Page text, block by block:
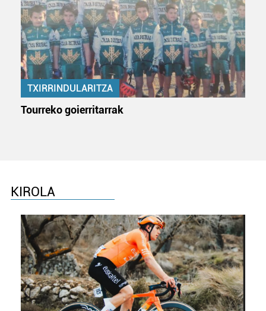
dezakezun ikusteko.
Lortu zure datu pertsonalak prozesatzeko moduari
buruzko informazio gehiago eta ezarri zure lehentasunak
datuen atalean. Edozein unetan alda edo ken dezakezu
zure baimena Cookieen adierazpenean.
Webgune honek cookie propioak eta hirugarrenen cookie-
TXIRRINDULARITZA
Tourreko goierritarrak
KIROLA